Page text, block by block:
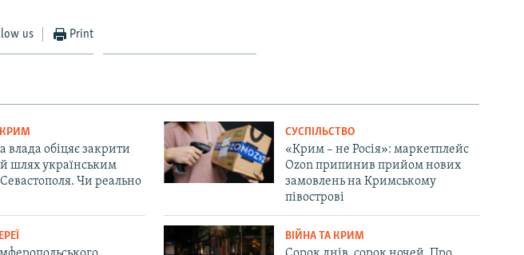
us Print
КРИМ
влада обіцяє закрити
шлях українським
Чи реально
СУСПІЛЬСТВО
«Крим – не Росія»: маркетплейс
Ozon припинив прийом нових
замовлень на Кримському
півострові
ВІЙНА ТА КРИМ